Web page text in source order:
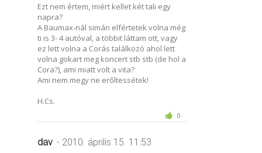
Ezt nem értem, miért kellet két tali egy
napra?
A Baumax-nál simán elfértetek volna még
ti is 3- 4 autóval, a többit láttam ott, vagy
ez lett volna a Corás találkozó ahol lett
volna gokart meg koncert stb stb (de hol a
Cora?), ami miatt volt a vita?
Ami nem megy ne erőltessétek!
H.Cs.
0
dav - 2010. április 15. 11:53